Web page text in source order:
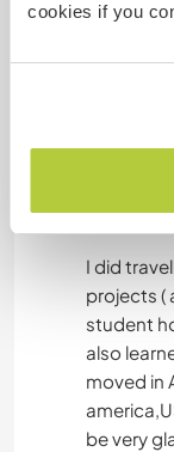
cookies if you
Idiomas
Este
I did
projects (
student
also
moved in
be very